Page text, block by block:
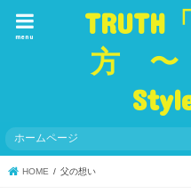
TRUTH
方 〜
menu
ホームページ
HOME 父の想い